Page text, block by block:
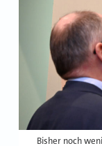
Bisher noch